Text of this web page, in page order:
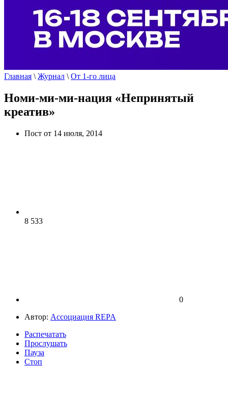
Главная \ Журнал \ От 1-го лица
Номи-ми-ми-нация «Непринятый
креатив»
Пост от 14 июля, 2014
8 533
0
Автор: Ассоциация REPA
Распечатать
Прослушать
Пауза
Стоп